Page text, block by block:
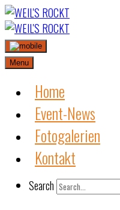
Skip
to
content
Menu
Home
Event-News
Fotogalerien
Kontakt
Search